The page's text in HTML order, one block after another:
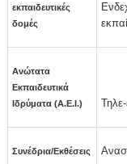
εκπαιδευτικές
δομές
Ανώτατα
Εκπαιδευτικά
Ιδρύματα (Α.Ε.Ι.)
Συνέδρια/Εκθέσεις